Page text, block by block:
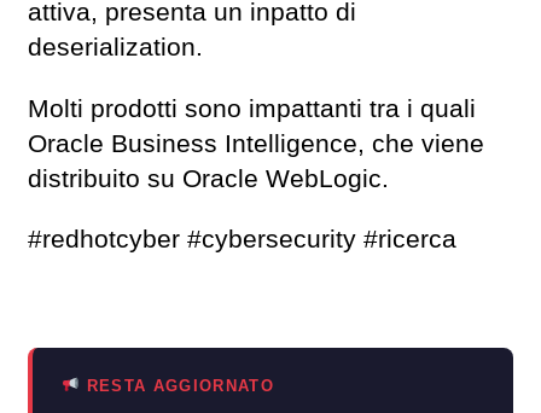
attiva, presenta un inpatto di
deserialization.
Molti prodotti sono impattanti tra i quali
Oracle Business Intelligence, che viene
distribuito su Oracle WebLogic.
#redhotcyber #cybersecurity #ricerca
RESTA AGGIORNATO